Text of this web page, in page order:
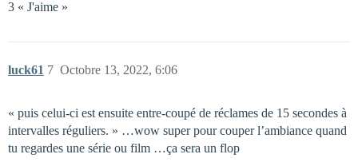
3 « J'aime »
luck61 Octobre 13, 2022, 6:06
7
« puis celui-ci est ensuite entre-coupé de réclames de 15 secondes à
intervalles réguliers. » …wow super pour couper l’ambiance quand
tu regardes une série ou film …ça sera un flop